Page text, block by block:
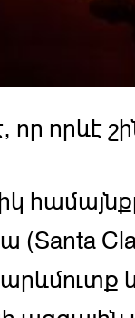
որ որևէ
(Santa